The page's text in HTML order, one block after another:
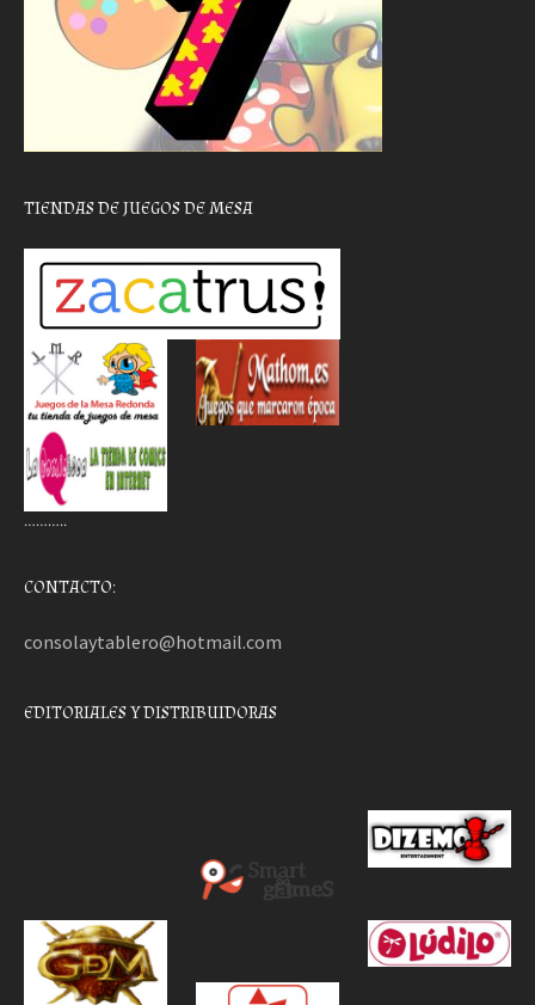
TIENDAS DE JUEGOS DE MESA
………..
CONTACTO:
consolaytablero@hotmail.com
EDITORIALES Y DISTRIBUIDORAS